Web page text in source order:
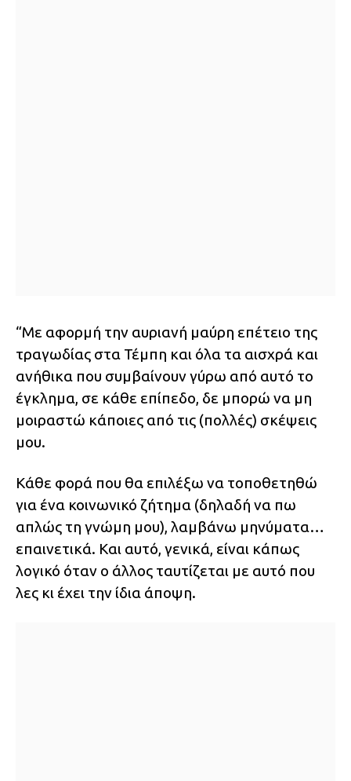
“Με αφορμή την αυριανή μαύρη επέτειο της
τραγωδίας στα Τέμπη και όλα τα αισχρά και
ανήθικα που συμβαίνουν γύρω από αυτό το
έγκλημα, σε κάθε επίπεδο, δε μπορώ να μη
μοιραστώ κάποιες από τις (πολλές) σκέψεις
μου.
Κάθε φορά που θα επιλέξω να τοποθετηθώ
για ένα κοινωνικό ζήτημα (δηλαδή να πω
απλώς τη γνώμη μου), λαμβάνω μηνύματα…
επαινετικά. Και αυτό, γενικά, είναι κάπως
λογικό όταν ο άλλος ταυτίζεται με αυτό που
λες κι έχει την ίδια άποψη.